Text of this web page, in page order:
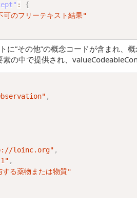
:
{
可のフリーテキスト結果"
に”その他”の概念コードが含まれ
の中で提供され、
,
loinc.org" ,
,
する薬物または物質"